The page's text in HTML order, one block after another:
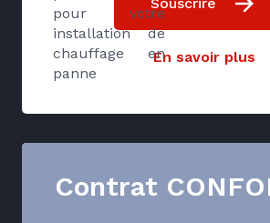
pour votre
installation de
chauffage en
panne
Souscrire
En savoir plus
Contrat